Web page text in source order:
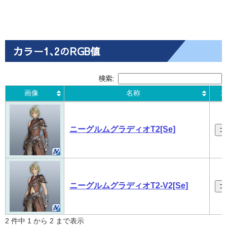
カラー1､2のRGB値
検索:
画像 名称
画像
ニーグルムグラディオT2[Se]
ニーグルムグラディオT2-V2[Se]
2 件中 1 から 2 まで表示